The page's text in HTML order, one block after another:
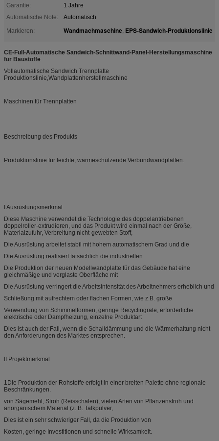
Garantie:
1 Jahre
Automatische Note:
Automatisch
Markieren:
Wandmachmaschine, EPS-Sandwich-Produktionslinie
CE-Full-Automatische Sandwich-Schnittwand-Panel-Herstellungsmaschine
für Baustoffe
Vollautomatische Sandwich Trennplatte
Produktionslinie,Wandplattenherstellmaschine
Maschinen für Trennplatten
Beschreibung des Produkts
Produktionslinie für leichte, wärmeschützende Verbundwandplatten.
I Ausrüstungsmerkmal
Diese Maschine verwendet die Technologie des doppelantriebenen
doppelroller-extrudieren, und das Produkt wird einmal nach der Größe,
Materialzufuhr, Verbreitung nicht-gewebten Stoff,
Die Ausrüstung arbeitet stabil mit hohem automatischem Grad und die
Die Ausrüstung realisiert tatsächlich die industriellen
Die Produktion der neuen Modellwandplatte für das Gebäude hat eine
gleichmäßige und verglaste Oberfläche mit
Die Ausrüstung verringert die Arbeitsintensität des Arbeitnehmers erheblich und
Schließung mit aufrechtem oder flachen Formen, wie z.B. große
Verwendung von Schimmelformen, geringe Recyclingrate, erforderliche
elektrische oder Dampfheizung, einzelne Produktart
Dies ist auch der Fall, wenn die Schalldämmung und die Wärmerhaltung nicht
den Anforderungen des Marktes entsprechen.
II Projektmerkmal
1Die Produktion der Rohstoffe erfolgt in einer breiten Palette ohne regionale
Beschränkungen.
von Sägemehl, Stroh (Reisschalen), vielen Arten von Pflanzenstroh und
anorganischem Material (z. B. Talkpulver,
Dies ist ein sehr schwieriger Fall, da die Produktion von
Kosten, geringe Investitionen und schnelle Wirksamkeit.